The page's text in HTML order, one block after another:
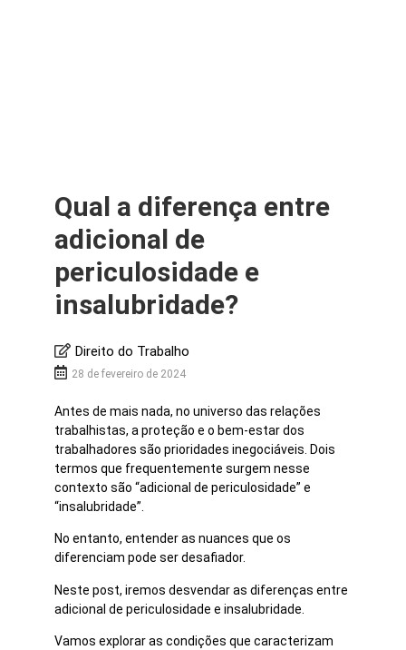
Qual a diferença entre
adicional de
periculosidade e
insalubridade?
Direito do Trabalho
28 de fevereiro de 2024
Antes de mais nada, no universo das relações
trabalhistas, a proteção e o bem-estar dos
trabalhadores são prioridades inegociáveis. Dois
termos que frequentemente surgem nesse
contexto são “adicional de periculosidade” e
“insalubridade”.
No entanto, entender as nuances que os
diferenciam pode ser desafiador.
Neste post, iremos desvendar as diferenças entre
adicional de periculosidade e insalubridade.
Vamos explorar as condições que caracterizam